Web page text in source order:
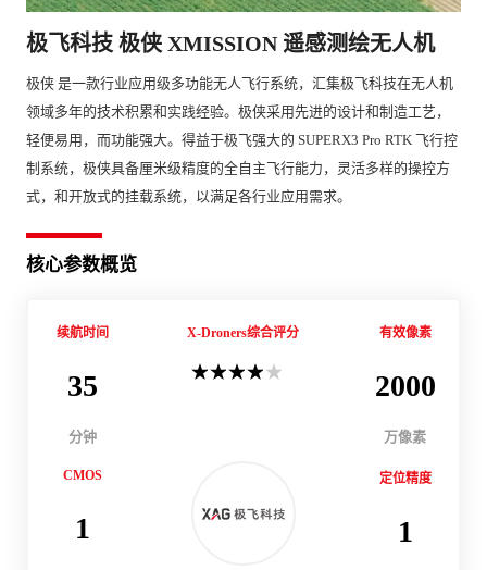
极飞科技 极侠 XMISSION 遥感测绘无人机
极侠 是一款行业应用级多功能无人飞行系统，汇集极飞科技在无人机
领域多年的技术积累和实践经验。极侠采用先进的设计和制造工艺，
轻便易用，而功能强大。得益于极飞强大的 SUPERX3 Pro RTK 飞行控
制系统，极侠具备厘米级精度的全自主飞行能力，灵活多样的操控方
式，和开放式的挂载系统，以满足各行业应用需求。
核心参数概览
X-Droners综合评分
续航时间
35
分钟
有效像素
2000
万像素
CMOS
1
定位精度
1